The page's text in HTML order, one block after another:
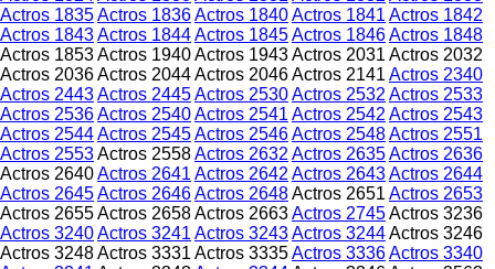
Actros 1835Actros 1836Actros 1840Actros 1841 Actros 1842
Actros 1843Actros 1844Actros 1845Actros 1846Actros 1848
Actros 1853Actros 1940Actros 1943Actros 2031 Actros 2032
Actros 2036Actros 2044Actros 2046Actros 2141 Actros 2340
Actros 2443Actros 2445Actros 2530Actros 2532 Actros 2533
Actros 2536Actros 2540Actros 2541 Actros 2542 Actros 2543
Actros 2544Actros 2545Actros 2546Actros 2548Actros 2551
Actros 2553Actros 2558Actros 2632 Actros 2635Actros 2636
Actros 2640Actros 2641 Actros 2642 Actros 2643Actros 2644
Actros 2645Actros 2646Actros 2648Actros 2651 Actros 2653
Actros 2655Actros 2658Actros 2663Actros 2745Actros 3236
Actros 3240Actros 3241 Actros 3243Actros 3244Actros 3246
Actros 3248Actros 3331 Actros 3335Actros 3336Actros 3340